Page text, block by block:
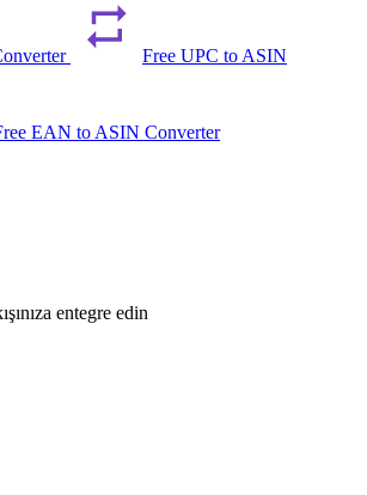
Free UPC to ASIN
EAN to ASIN Converter
entegre edin